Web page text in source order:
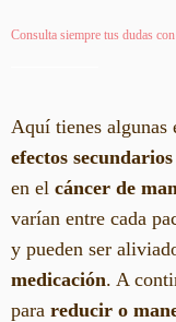
Consulta siempre tus dudas
Aquí tienes algunas
efectos secundarios
en el cáncer de
varían entre cada
y pueden ser
medicación. A
para reducir o